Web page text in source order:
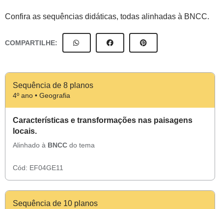
Confira as sequências didáticas, todas alinhadas à BNCC.
COMPARTILHE:
Sequência de 8 planos
4º ano • Geografia
Características e transformações nas paisagens
locais.
Alinhado à BNCC do tema
Cód: EF04GE11
Sequência de 10 planos